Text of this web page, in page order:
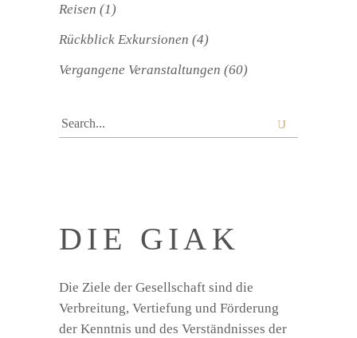
Reisen (1)
Rückblick Exkursionen (4)
Vergangene Veranstaltungen (60)
Search
for:
DIE GIAK
Die Ziele der Gesellschaft sind die
Verbreitung, Vertiefung und Förderung
der Kenntnis und des Verständnisses der